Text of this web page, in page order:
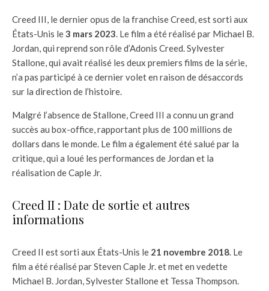
Creed III, le dernier opus de la franchise Creed, est sorti aux
États-Unis le3 mars 2023. Le film a été réalisé par Michael B.
Jordan, qui reprend son rôle d’Adonis Creed. Sylvester
Stallone, qui avait réalisé les deux premiers films de la série,
n’a pas participé à ce dernier volet en raison de désaccords
sur la direction de l’histoire.
Malgré l’absence de Stallone, Creed III a connu un grand
succès au box-office, rapportant plus de 100 millions de
dollars dans le monde. Le film a également été salué par la
critique, qui a loué les performances de Jordan et la
réalisation de Caple Jr.
Creed II : Date de sortie et autres
informations
Creed II est sorti aux États-Unis le 21 novembre 2018. Le
film a été réalisé par Steven Caple Jr. et met en vedette
Michael B. Jordan, Sylvester Stallone et Tessa Thompson.